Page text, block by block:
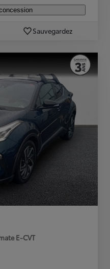
Sauvegardez
E-CVT